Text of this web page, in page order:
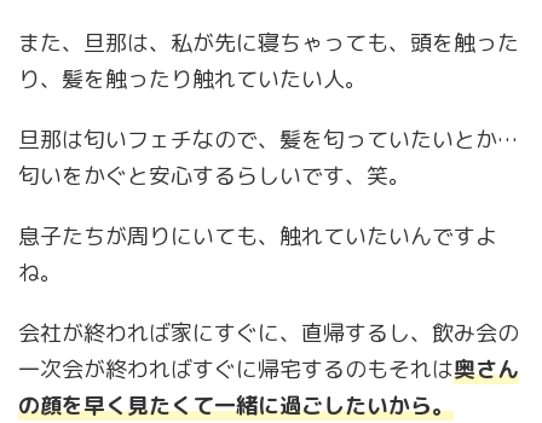
また、旦那は、私が先に寝ちゃっても、頭を触った
り、髪を触ったり触れていたい人。
旦那は匂いフェチなので、髪を匂っていたいとか…
匂いをかぐと安心するらしいです、笑。
息子たちが周りにいても、触れていたいんですよ
ね。
会社が終われば家にすぐに、直帰するし、飲み会の
一次会が終わればすぐに帰宅するのもそれは奥さん
の顔を早く見たくて一緒に過ごしたいから。